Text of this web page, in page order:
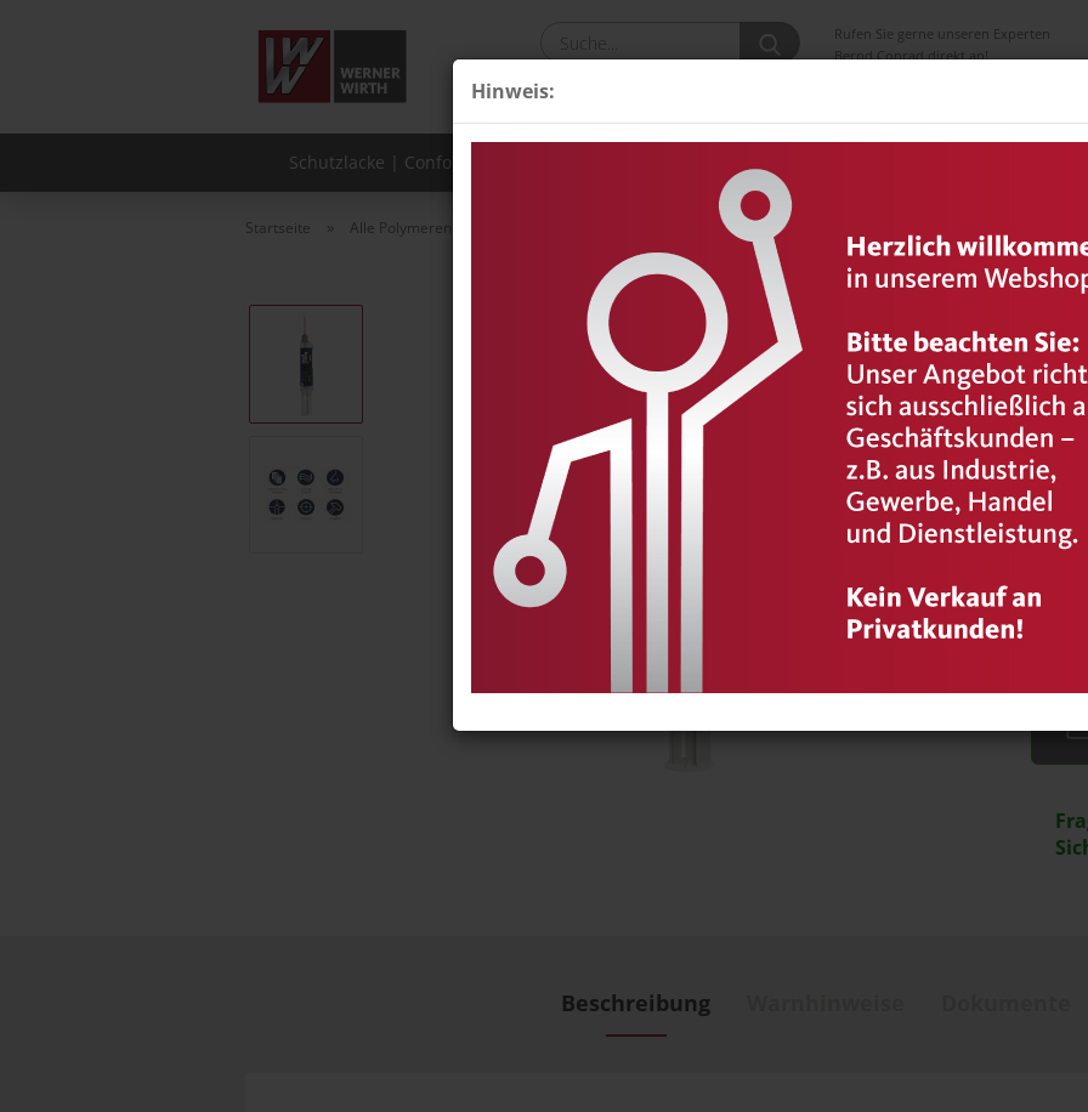
Hinweis:
Suche...Rufen Sie gerne unseren Experten
Bernd Conrad direkt an!
Schutzlacke | Conformal Coating
Startseite » Alle Polymeren Werkstoffe Zweikomponentige Sofortklebstoffe
10 g
Stk:
Beschreibung